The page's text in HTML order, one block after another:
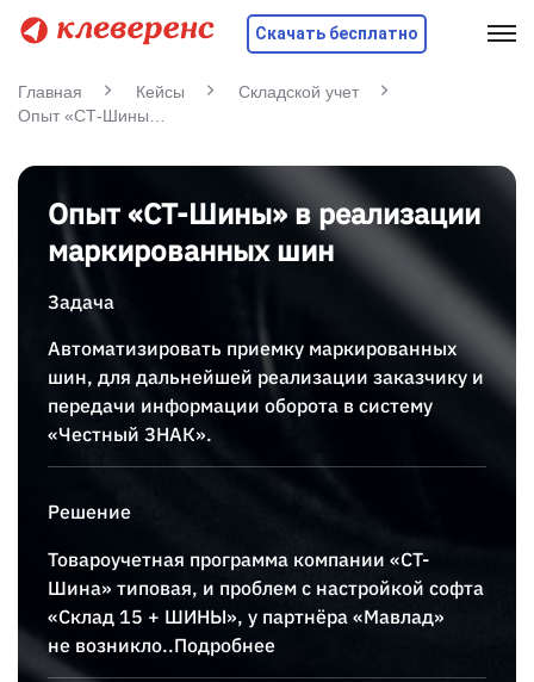
Скачать бесплатно
Главная Кейсы
Складской учет
Опыт «СТ-Шины» в реализации
маркированных шин
Задача
Автоматизировать приемку маркированных
шин, для дальнейшей реализации заказчику и
передачи информации оборота в систему
«Честный ЗНАК».
Решение
Товароучетная программа компании «СТ-
Шина» типовая, и проблем с настройкой софта
«Склад 15 + ШИНЫ», у партнёра «Мавлад»
не возникло..Подробнее